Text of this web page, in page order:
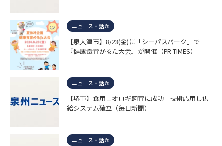
ニュース・話題
【泉大津市】8/23(金)に「シーパスパーク」で
『健康食育かるた大会』が開催（PR TIMES）
ニュース・話題
【堺市】食用コオロギ飼育に成功 技術応用し供
給システム確立（毎日新聞）
ニュース・話題